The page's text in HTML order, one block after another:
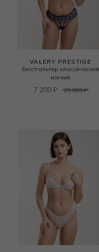
VALERY PRESTIGE
Бюстгальтер классический
мягкий
7 200 ₽ 25 000₽